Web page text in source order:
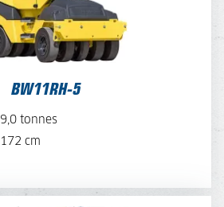
BW11RH-5
9,0 tonnes
172 cm
108,-
VOIR LA MACHINE